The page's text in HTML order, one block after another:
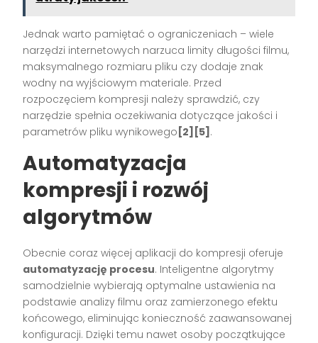
Jednak warto pamiętać o ograniczeniach – wiele
narzędzi internetowych narzuca limity długości filmu,
maksymalnego rozmiaru pliku czy dodaje znak
wodny na wyjściowym materiale. Przed
rozpoczęciem kompresji należy sprawdzić, czy
narzędzie spełnia oczekiwania dotyczące jakości i
parametrów pliku wynikowego [2][5] .
Automatyzacja
kompresji i rozwój
algorytmów
Obecnie coraz więcej aplikacji do kompresji oferuje
automatyzację procesu. Inteligentne algorytmy
samodzielnie wybierają optymalne ustawienia na
podstawie analizy filmu oraz zamierzonego efektu
końcowego, eliminując konieczność zaawansowanej
konfiguracji. Dzięki temu nawet osoby początkujące